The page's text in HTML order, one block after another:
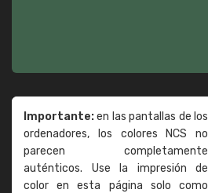
Importante:en las pantallas de los
ordenadores, los colores NCS no
parecen completamente
auténticos. Use la impresión de
color en esta página solo como